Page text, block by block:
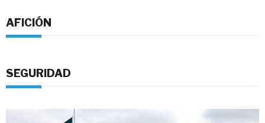
AFICIÓN
SEGURIDAD